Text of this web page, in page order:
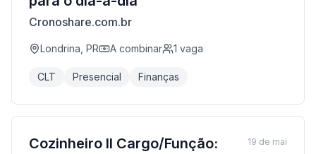
Cronoshare.com.br
Londrina, PR A combinar 1 vaga
CLT Presencial Finanças
Cozinheiro II Cargo/Função:
19 de mai